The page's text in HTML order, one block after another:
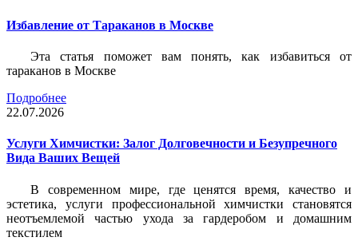
Избавление от Тараканов в Москве
Эта статья поможет вам понять, как избавиться от
тараканов в Москве
Подробнее
22.07.2026
Услуги Химчистки: Залог Долговечности и Безупречного
Вида Ваших Вещей
В современном мире, где ценятся время, качество и
эстетика, услуги профессиональной химчистки становятся
неотъемлемой частью ухода за гардеробом и домашним
текстилем